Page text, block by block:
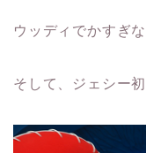
ウッディでかすぎ
そして、ジェシー